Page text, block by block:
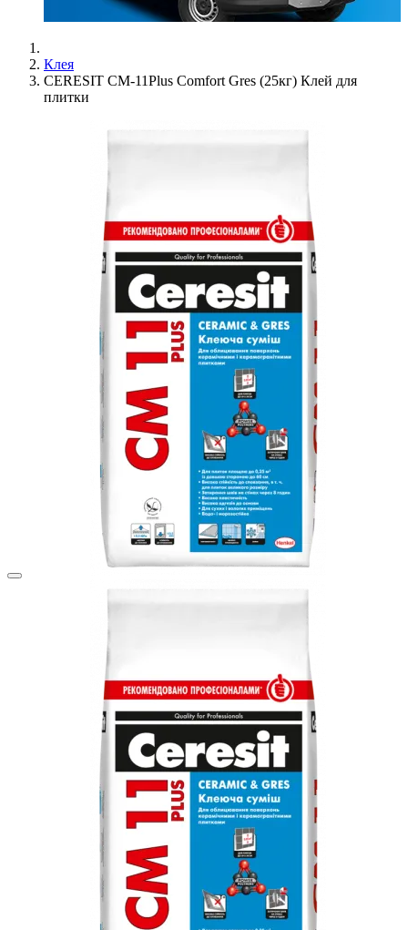
Клея
CERESIT СМ-11Plus Comfort Gres (25кг) Клей для
плитки